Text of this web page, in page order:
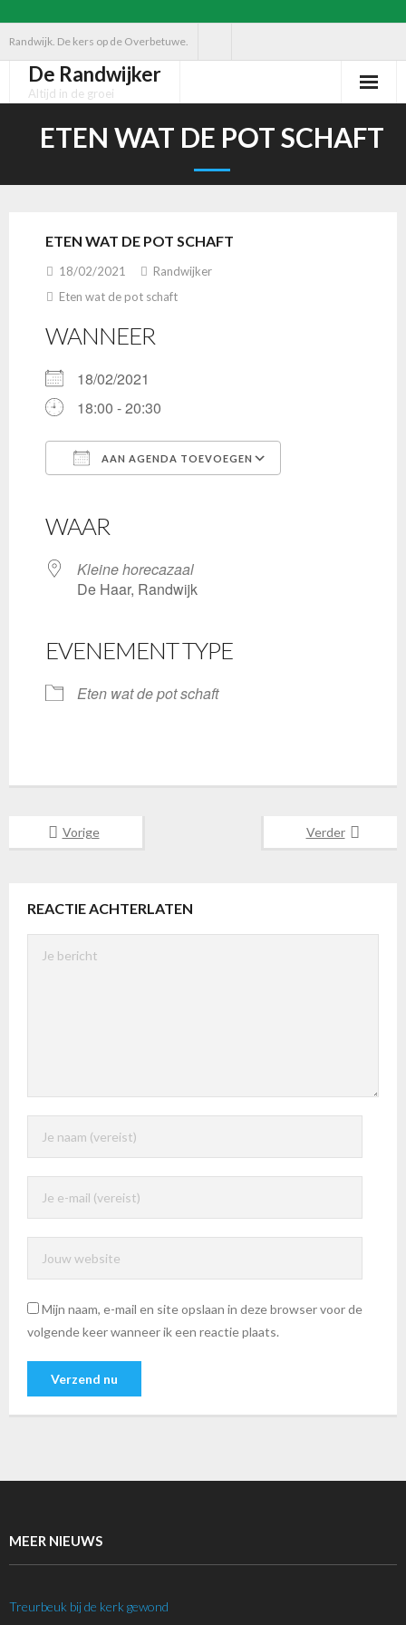
inhoud
Randwijk. De kers op de Overbetuwe.
De Randwijker
Altijd in de groei
ETEN WAT DE POT SCHAFT
ETEN WAT DE POT SCHAFT
18/02/2021
Randwijker
Eten wat de pot schaft
WANNEER
18/02/2021
18:00 - 20:30
AAN AGENDA TOEVOEGEN
WAAR
Kleine horecazaal
De Haar, Randwijk
EVENEMENT TYPE
Eten wat de pot schaft
Vorige Verder
REACTIE ACHTERLATEN
Mijn naam, e-mail en site opslaan in deze browser voor de
volgende keer wanneer ik een reactie plaats.
MEER NIEUWS
Treurbeuk bij de kerk gewond